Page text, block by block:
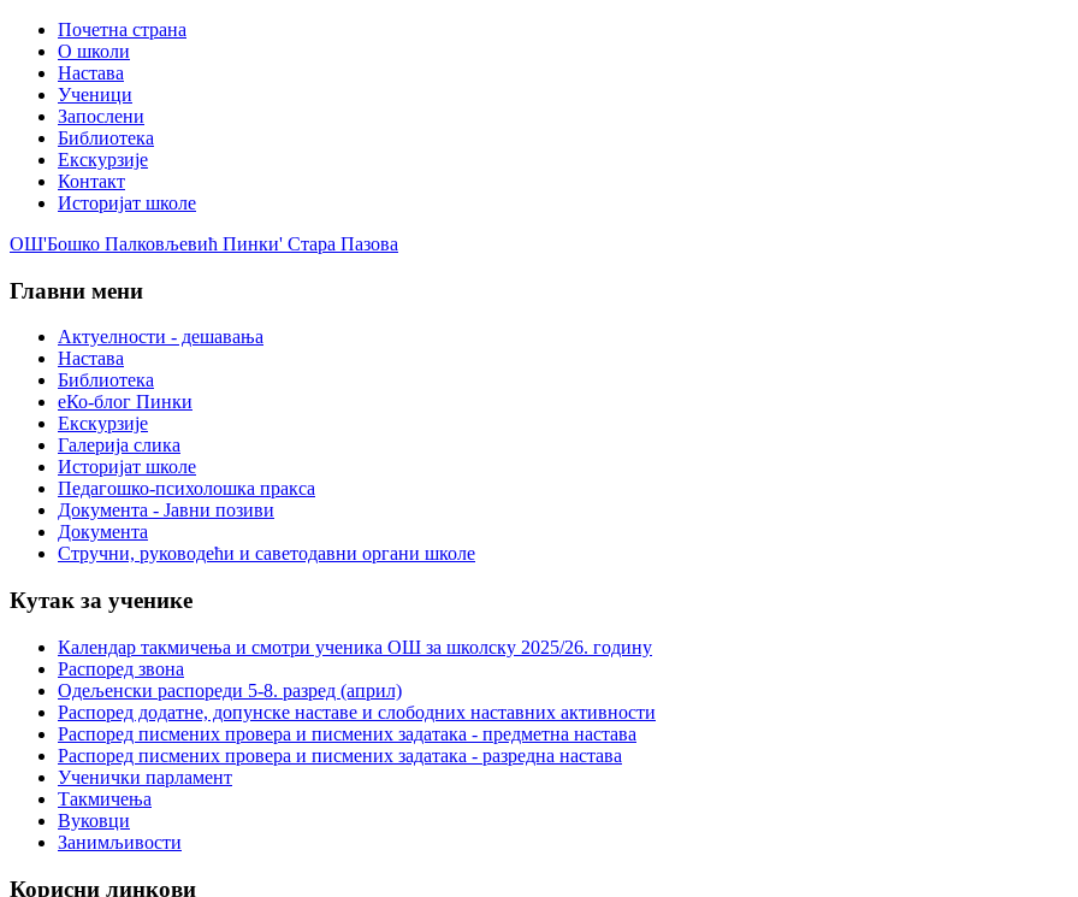
Почетна страна
О школи
Настава
Ученици
Запослени
Библиотека
Екскурзије
Контакт
Историјат школе
ОШ'Бошко Палковљевић Пинки' Стара Пазова
Главни мени
Актуелности - дешавања
Настава
Библиотека
еКо-блог Пинки
Екскурзије
Галерија слика
Историјат школе
Педагошко-психолошка пракса
Документа - Јавни позиви
Документа
Стручни, руководећи и саветодавни органи школе
Кутак за ученике
Календар такмичења и смотри ученика ОШ за школску 2025/26. годину
Распоред звона
Одељенски распореди 5-8. разред (април)
Распоред додатне, допунске наставе и слободних наставних активности
Распоред писмених провера и писмених задатака - предметна настава
Распоред писмених провера и писмених задатака - разредна настава
Ученички парламент
Такмичења
Вуковци
Занимљивости
Корисни линкови